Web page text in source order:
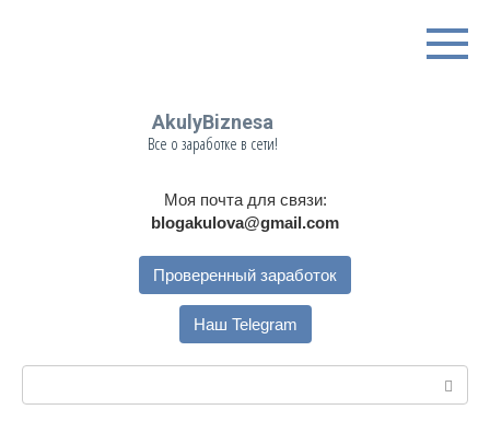
AkulyBiznesa
Все о заработке в сети!
Моя почта для связи:
blogakulova@gmail.com
Проверенный заработок
Наш Telegram